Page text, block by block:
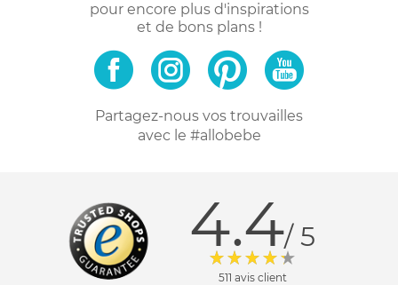
pour encore plus d'inspirations
et de bons plans !
Partagez-nous vos trouvailles
avec le #allobebe
4.4/ 5
511 avis client